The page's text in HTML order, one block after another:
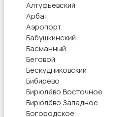
Алтуфьевский
Арбат
Аэропорт
Бабушкинский
Басманный
Беговой
Бескудниковский
Бибирево
Бирюлёво Восточное
Бирюлёво Западное
Богородское